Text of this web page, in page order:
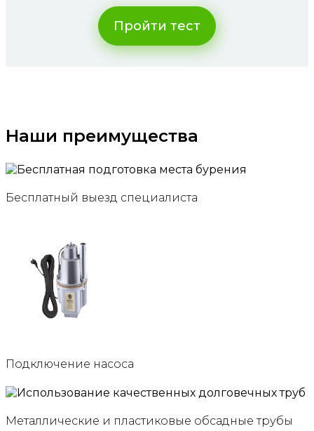
Пройти тест
Наши преимущества
Бесплатный выезд специалиста
Подключение насоса
Металлические и пластиковые обсадные трубы